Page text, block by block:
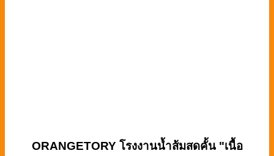
ORANGETORY โรงงานน้ำส้มสดคั้น "เนื้อ